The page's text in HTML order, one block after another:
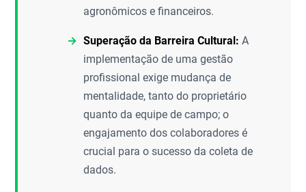
agronômicos e financeiros.
Superação da Barreira Cultural: A
implementação de uma gestão
profissional exige mudança de
mentalidade, tanto do proprietário
quanto da equipe de campo; o
engajamento dos colaboradores é
crucial para o sucesso da coleta de
dados.